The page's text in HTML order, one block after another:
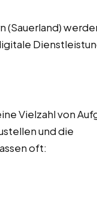
(Sauerland)
Vielzahl von
und die
oft: